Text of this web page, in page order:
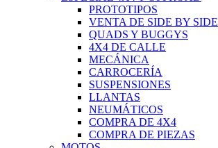
PROTOTIPOS
VENTA DE SIDE BY SIDE
QUADS Y BUGGYS
4X4 DE CALLE
MECÁNICA
CARROCERÍA
SUSPENSIONES
LLANTAS
NEUMÁTICOS
COMPRA DE 4X4
COMPRA DE PIEZAS